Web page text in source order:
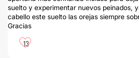
suelto y experimentar nuevos peinados,
cabello este suelto las orejas siempre
Gracias
13